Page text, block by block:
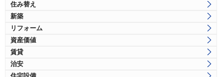
住み替え
新築
リフォーム
資産価値
賃貸
治安